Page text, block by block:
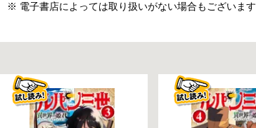
※ 電子書店によっては取り扱いがない場合もございます